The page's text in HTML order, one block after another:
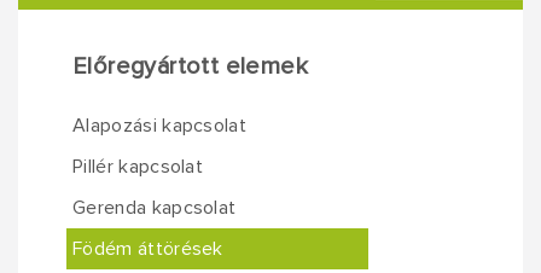
Előregyártott elemek
Alapozási kapcsolat
Pillér kapcsolat
Gerenda kapcsolat
Födém áttörések